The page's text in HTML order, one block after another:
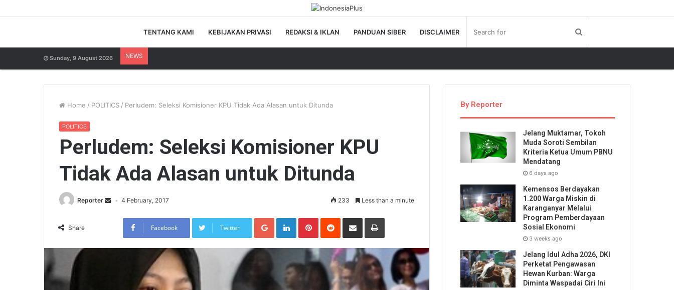
TENTANG KAMI KEBIJAKAN PRIVASI REDAKSI & IKLAN PANDUAN SIBER DISCLAIMER
Sunday, 9 August 2026 NEWS
Home / POLITICS / Perludem: Seleksi Komisioner KPU Tidak Ada Alasan untuk Ditunda
POLITICS
Perludem: Seleksi Komisioner KPU
Tidak Ada Alasan untuk Ditunda
Reporter 4 February, 2017 233 Less than a minute
Share Facebook Twitter
Google+LinkedInPinterestReddit Share via Email Print
By Reporter
Jelang Muktamar, Tokoh
Muda Soroti Sembilan
Kriteria Ketua Umum PBNU
Mendatang
6 days ago
Kemensos Berdayakan
1.200 Warga Miskin di
Karanganyar Melalui
Program Pemberdayaan
Sosial Ekonomi
3 weeks ago
Jelang Idul Adha 2026, DKI
Perketat Pengawasan
Hewan Kurban: Warga
Diminta Waspadai Ciri Ini